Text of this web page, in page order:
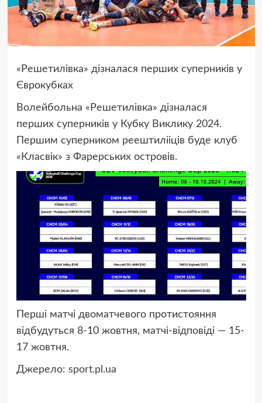
«Решетилівка» дізналася перших суперників у
Єврокубках
Волейбольна «Решетилівка» дізналася
перших суперників у Кубку Виклику 2024.
Першим суперником реештилііців буде клуб
«Класвік» з Фарерських островів.
Перші матчі двоматчевого протистояння
відбудуться 8-10 жовтня, матчі-відповіді — 15-
17 жовтня.
Джерело: sport.pl.ua